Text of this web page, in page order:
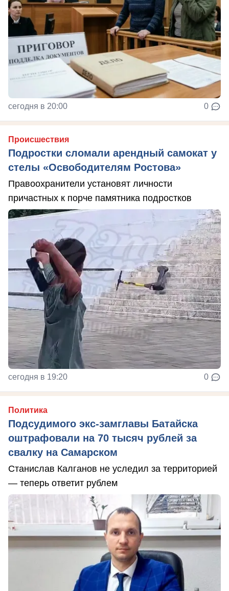
сегодня в 20:00 0
Происшествия
Подростки сломали арендный самокат у
стелы «Освободителям Ростова»
Правоохранители установят личности
причастных к порче памятника подростков
сегодня в 19:20 0
Политика
Подсудимого экс-замглавы Батайска
оштрафовали на 70 тысяч рублей за
свалку на Самарском
Станислав Калганов не уследил за территорией
— теперь ответит рублем